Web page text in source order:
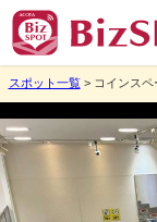
スポット一覧> コインスペ